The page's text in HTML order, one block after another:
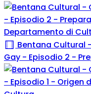
Bentana Cultural
Gay - Episodio 2 -